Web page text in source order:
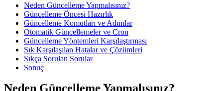
Neden Güncelleme Yapmalısınız?
Güncelleme Öncesi Hazırlık
Güncelleme Komutları ve Adımlar
Otomatik Güncellemeler ve Cron
Güncelleme Yöntemleri Karşılaştırması
Sık Karşılaşılan Hatalar ve Çözümleri
Sıkça Sorulan Sorular
Sonuç
Neden Güncelleme Yapmalısınız?